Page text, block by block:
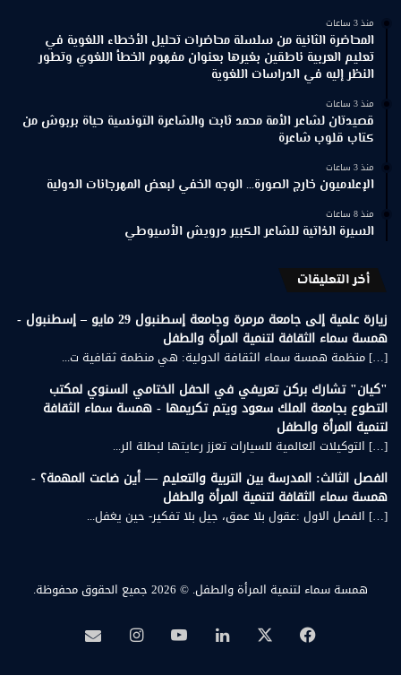
منذ 3 ساعات
المحاضرة الثانية من سلسلة محاضرات تحليل الأخطاء اللغوية في
تعليم العربية ناطقين بغيرها بعنوان مفهوم الخطأ اللغوي وتطور
النظر إليه في الدراسات اللغوية
منذ 3 ساعات
قصيدتان لشاعر الأمة محمد ثابت والشاعرة التونسية حياة بربوش من
كتاب قلوب شاعرة
منذ 3 ساعات
الإعلاميون خارج الصورة… الوجه الخفي لبعض المهرجانات الدولية
منذ 8 ساعات
السيرة الذاتية للشاعر الكبير درويش الأسيوطي
أخر التعليقات
زيارة علمية إلى جامعة مرمرة وجامعة إسطنبول 29 مايو – إسطنبول -
همسة سماء الثقافة لتنمية المرأة والطفل
[…] منظمة همسة سماء الثقافة الدولية: هي منظمة ثقافية ت...
"كيان" تشارك بركن تعريفي في الحفل الختامي السنوي لمكتب
التطوع بجامعة الملك سعود ويتم تكريمها - همسة سماء الثقافة
لتنمية المرأة والطفل
[…] التوكيلات العالمية للسيارات تعزز رعايتها لبطلة الر...
الفصل الثالث: المدرسة بين التربية والتعليم — أين ضاعت المهمة؟ -
همسة سماء الثقافة لتنمية المرأة والطفل
[…] الفصل الاول :عقول بلا عمق، جيل بلا تفكير- حين يغفل...
همسة سماء لتنمية المرأة والطفل. © 2026 جميع الحقوق محفوظة.
فيسبوك لينكدإن‫YouTubeانستقرامبريد
همسة